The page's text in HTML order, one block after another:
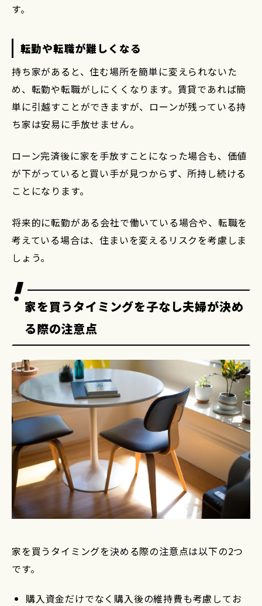
す。
転勤や転職が難しくなる
持ち家があると、住む場所を簡単に変えられないた
め、転勤や転職がしにくくなります。賃貸であれば簡
単に引越すことができますが、ローンが残っている持
ち家は安易に手放せません。
ローン完済後に家を手放すことになった場合も、価値
が下がっていると買い手が見つからず、所持し続ける
ことになります。
将来的に転勤がある会社で働いている場合や、転職を
考えている場合は、住まいを変えるリスクを考慮しま
しょう。
家を買うタイミングを子なし夫婦が決め
る際の注意点
家を買うタイミングを決める際の注意点は以下の2つ
です。
購入資金だけでなく購入後の維持費も考慮してお